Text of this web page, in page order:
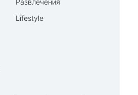
Развлечения
Lifestyle